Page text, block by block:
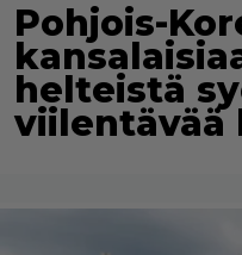
Pohjois-
helteistä
viilentävää